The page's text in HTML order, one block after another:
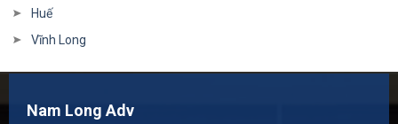
Huế
Vĩnh Long
Nam Long Adv